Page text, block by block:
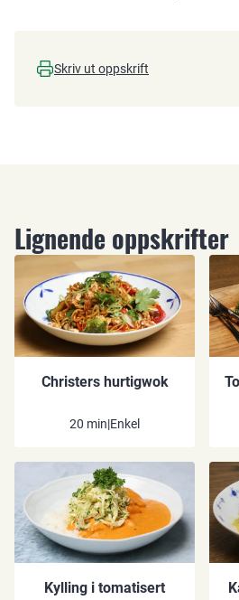
Skriv ut oppskrift
Lignende oppskrifter
Christers hurtigwok
20 min|Enkel
Kylling i tomatisert